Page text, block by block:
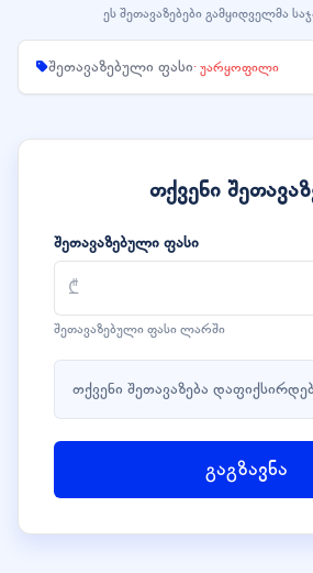
ეს შეთავაზებები გამყიდველმა
შეთავაზებული ფასი· უარყოფილი
თქვენი
შეთავაზებული ფასი
შეთავაზებული ფასი ლარში
თქვენი შეთავაზება
გაგზავნა